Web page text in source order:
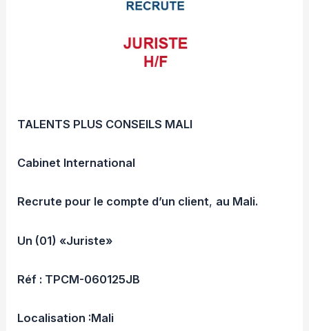
TALENTS PLUS CONSEILS MALI
Cabinet International
Recrute pour le compte d’un client, au Mali.
Un (01) «Juriste»
Réf : TPCM-060125JB
Localisation :Mali